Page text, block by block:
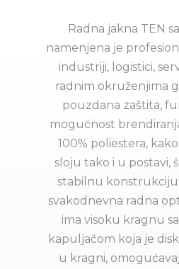
Radna jakna TEN
namenjena je
industriji, logistici,
radnim okruženjima
pouzdana zaštita,
mogućnost
100% poliestera,
sloju tako i u postavi,
stabilnu
svakodnevna radna
ima visoku kragnu
kapuljačom koja je
u kragni,